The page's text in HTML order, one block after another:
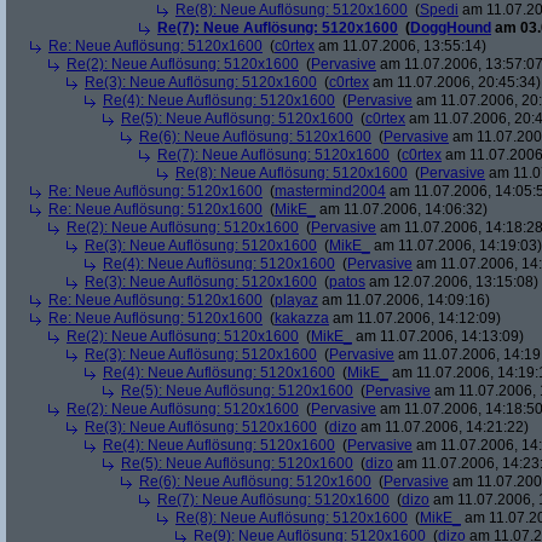
Re(8): Neue Auflösung: 5120x1600 (Spedi am
Re(7): Neue Auflösung: 5120x1600 (DoggHound am
Re: Neue Auflösung: 5120x1600 (c0rtex am 11.07.2006, 13:55:14)
Re(2): Neue Auflösung: 5120x1600 (Pervasive am 11.07.2006,
Re(3): Neue Auflösung: 5120x1600 (c0rtex am 11.07.2006, 20:45:34)
Re(4): Neue Auflösung: 5120x1600 (Pervasive am 11.07.2006,
Re(5): Neue Auflösung: 5120x1600 (c0rtex am 11.07.2006,
Re(6): Neue Auflösung: 5120x1600 (Pervasive am
Re(7): Neue Auflösung: 5120x1600 (c0rtex am
Re(8): Neue Auflösung: 5120x1600 (Pervasive am
Re: Neue Auflösung: 5120x1600 (mastermind2004 am 11.07.2006,
Re: Neue Auflösung: 5120x1600 (MikE_
am 11.07.2006, 14:06:32)
Re(2): Neue Auflösung: 5120x1600 (Pervasive am 11.07.2006,
Re(3): Neue Auflösung: 5120x1600 (MikE_
am 11.07.2006, 14:19:03)
Re(4): Neue Auflösung: 5120x1600 (Pervasive am 11.07.2006,
Re(3): Neue Auflösung: 5120x1600 (patos am 12.07.2006, 13:15:08)
Re: Neue Auflösung: 5120x1600 (playaz am 11.07.2006, 14:09:16)
Re: Neue Auflösung: 5120x1600 (kakazza am 11.07.2006, 14:12:09)
Re(2): Neue Auflösung: 5120x1600 (MikE_
am 11.07.2006, 14:13:09)
Re(3): Neue Auflösung: 5120x1600 (Pervasive am 11.07.2006,
Re(4): Neue Auflösung: 5120x1600 (MikE_
am 11.07.2006,
Re(5): Neue Auflösung: 5120x1600 (Pervasive am 11.07.2006,
Re(2): Neue Auflösung: 5120x1600 (Pervasive am 11.07.2006,
Re(3): Neue Auflösung: 5120x1600 (dizo am 11.07.2006, 14:21:22)
Re(4): Neue Auflösung: 5120x1600 (Pervasive am 11.07.2006,
Re(5): Neue Auflösung: 5120x1600 (dizo am 11.07.2006,
Re(6): Neue Auflösung: 5120x1600 (Pervasive am
Re(7): Neue Auflösung: 5120x1600 (dizo am 11.07.2006,
Re(8): Neue Auflösung: 5120x1600 (MikE_
am
Re(9): Neue Auflösung: 5120x1600 (dizo am